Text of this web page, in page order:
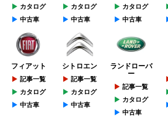
カタログ
中古車
カタログ
中古車
カタログ
中古車
フィアット
記事一覧
カタログ
中古車
シトロエン
記事一覧
カタログ
中古車
ランドローバ
ー
記事一覧
カタログ
中古車